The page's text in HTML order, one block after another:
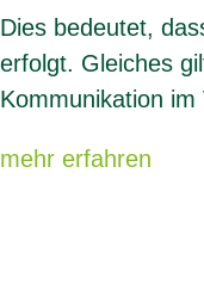
Dies bedeutet,
erfolgt. Gleiches
Kommunikation im
mehr erfahren